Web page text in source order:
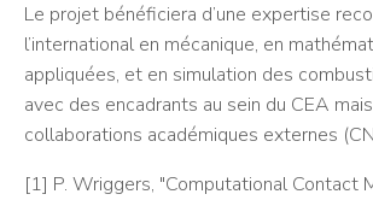
Le projet bénéficiera d’une expertise
l’international en mécanique, en
appliquées, et en simulation des
avec des encadrants au sein du CEA
collaborations académiques externes
[1] P. Wriggers, "Computational Contact